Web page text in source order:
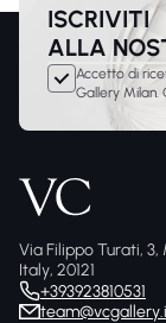
ISCRIVITI
ALLA
Accetto di
Gallery Milan.
Via Filippo Turati, 3,
Italy, 20121
+393923810531